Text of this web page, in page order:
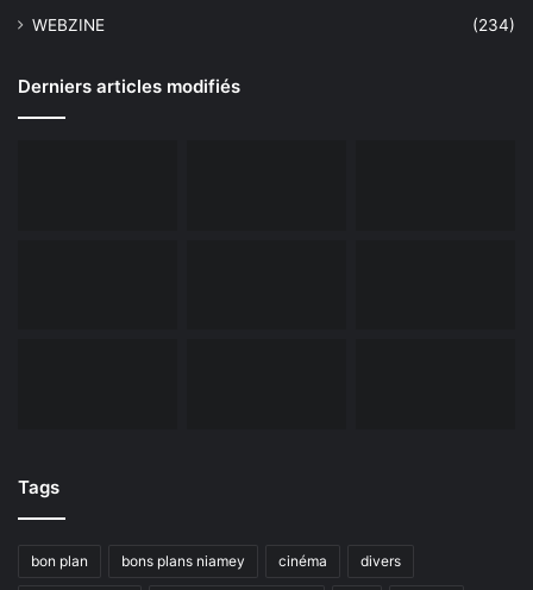
WEBZINE
(234)
Derniers articles modifiés
Tags
bon plan bons plans niamey cinéma divers